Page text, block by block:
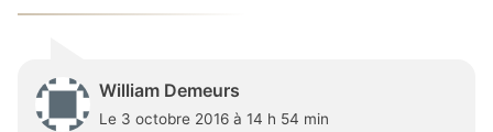
William Demeurs
Le 3 octobre 2016 à 14 h 54 min